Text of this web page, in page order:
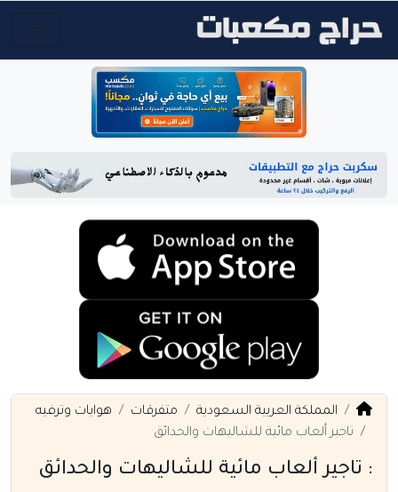
المملكة العربية السعودية متفرقات
هوايات وترفيه
تاجير ألعاب مائية للشاليهات والحدائق
: تاجير ألعاب مائية للشاليهات والحدائق